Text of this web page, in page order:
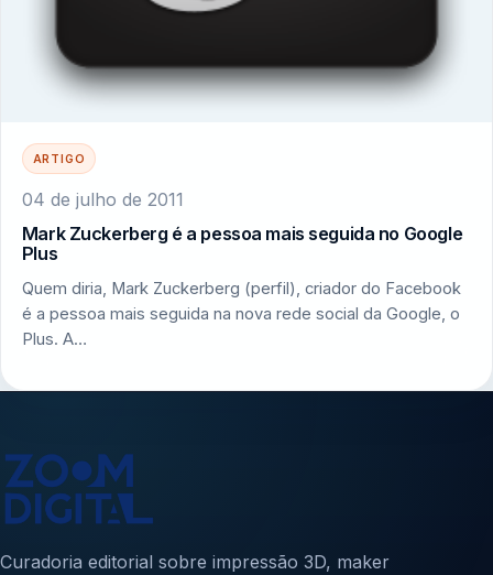
ARTIGO
04 de julho de 2011
Mark Zuckerberg é a pessoa mais seguida no Google
Plus
Quem diria, Mark Zuckerberg (perfil), criador do Facebook
é a pessoa mais seguida na nova rede social da Google, o
Plus. A…
Curadoria editorial sobre impressão 3D, maker